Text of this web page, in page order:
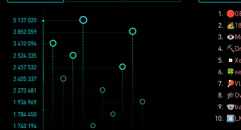
1 936 969
3 852 059
2 457 532
1 784 450
2 273 481
1 740 194
5 137 020
2 524 335
2 405 337
3 410 094
1. 🛑
2. 🏕️
3. 👁️
4. ⛏️
5.
◽
6. 🍀
7.
🏓
8. 🎓
9. 🐨
10. 8️⃣